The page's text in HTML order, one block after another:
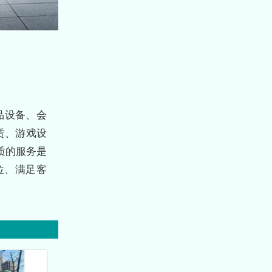
设备、会
、游戏设
的服务是
、满足客